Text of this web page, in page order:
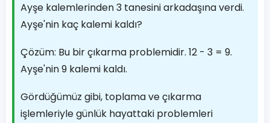
Ayşe kalemlerinden 3 tanesini arkadaşına verdi.
Ayşe'nin kaç kalemi kaldı?
Çözüm: Bu bir çıkarma problemidir. 12 - 3 = 9.
Ayşe'nin 9 kalemi kaldı.
Gördüğümüz gibi, toplama ve çıkarma
işlemleriyle günlük hayattaki problemleri